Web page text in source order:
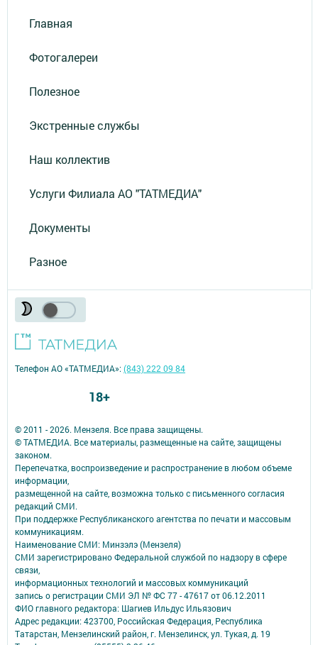
Главная
Фотогалереи
Полезное
Экстренные службы
Наш коллектив
Услуги Филиала АО "ТАТМЕДИА"
Документы
Разное
© 2011 - 2026. Мензеля. Все права защищены.
© ТАТМЕДИА. Все материалы, размещенные на сайте, защищены
законом.
Перепечатка, воспроизведение и распространение в любом объеме
информации,
размещенной на сайте, возможна только с письменного согласия
редакций СМИ.
При поддержке Республиканского агентства по печати и массовым
коммуникациям.
Наименование СМИ: Минзэлэ (Мензеля)
СМИ зарегистрировано Федеральной службой по надзору в сфере
связи,
информационных технологий и массовых коммуникаций
запись о регистрации СМИ ЭЛ № ФС 77 - 47617 от 06.12.2011
ФИО главного редактора: Шагиев Ильдус Ильязович
Адрес редакции: 423700, Российская Федерация, Республика
Татарстан, Мензелинский район, г. Мензелинск, ул. Тукая, д. 19
Телефон АО «ТАТМЕДИА»:(843) 222 09 84
18+